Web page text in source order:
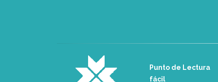
Punto de Lectura
fácil